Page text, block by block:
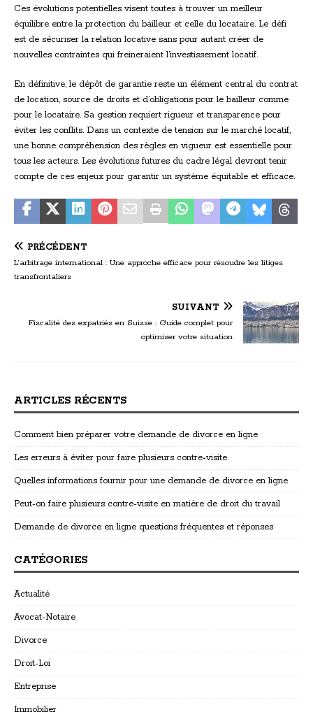
Ces évolutions potentielles visent toutes à trouver un meilleur
équilibre entre la protection du bailleur et celle du locataire. Le défi
est de sécuriser la relation locative sans pour autant créer de
nouvelles contraintes qui freineraient l’investissement locatif.
En définitive, le dépôt de garantie reste un élément central du contrat
de location, source de droits et d’obligations pour le bailleur comme
pour le locataire. Sa gestion requiert rigueur et transparence pour
éviter les conflits. Dans un contexte de tension sur le marché locatif,
une bonne compréhension des règles en vigueur est essentielle pour
tous les acteurs. Les évolutions futures du cadre légal devront tenir
compte de ces enjeux pour garantir un système équitable et efficace.
PRÉCÉDENT
L’arbitrage international : Une approche efficace pour résoudre les litiges
transfrontaliers
SUIVANT
Fiscalité des expatriés en Suisse : Guide complet pour
optimiser votre situation
ARTICLES RÉCENTS
Comment bien préparer votre demande de divorce en ligne
Les erreurs à éviter pour faire plusieurs contre-visite
Quelles informations fournir pour une demande de divorce en ligne
Peut-on faire plusieurs contre-visite en matière de droit du travail
Demande de divorce en ligne questions fréquentes et réponses
CATÉGORIES
Actualité
Avocat-Notaire
Divorce
Droit-Loi
Entreprise
Immobilier